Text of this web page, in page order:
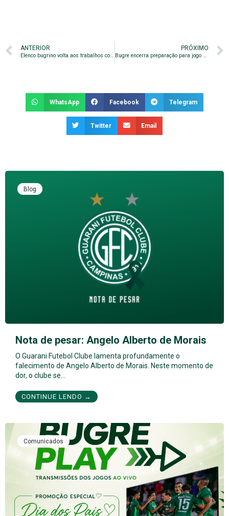
ANTERIOR
Elenco bugrino volta aos trabalhos com pensamento no Paulistão
PRÓXIMO
Bugre encerra preparação para jogo decisivo contra o São Bernardo
WhatsApp Facebook Telegram
Twitter Email
Blog
Nota de pesar: Angelo Alberto de Morais
O Guarani Futebol Clube lamenta profundamente o
falecimento de Angelo Alberto de Morais. Neste momento de
dor, o clube se…
CONTINUE LENDO →
Comunicados